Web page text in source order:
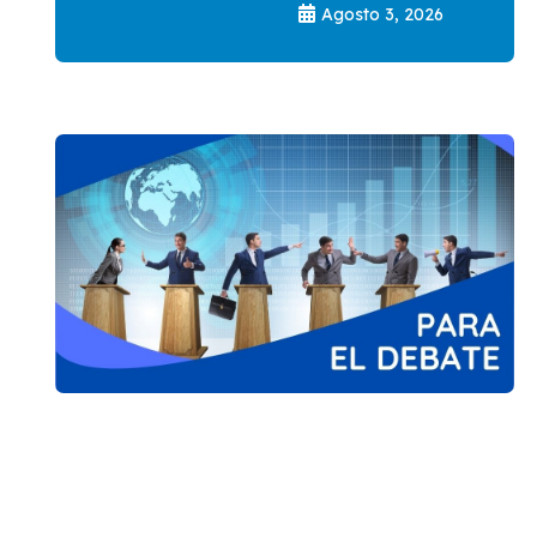
Agosto 3, 2026